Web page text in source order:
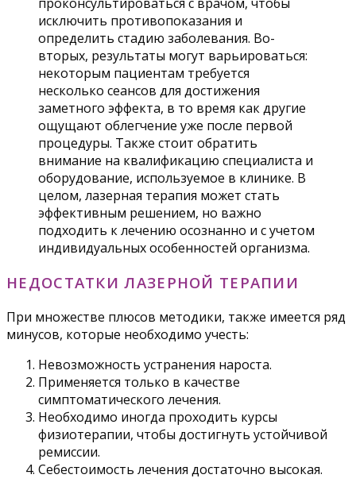
исключить противопоказания и
определить стадию заболевания. Во-
вторых, результаты могут варьироваться:
некоторым пациентам требуется
несколько сеансов для достижения
заметного эффекта, в то время как другие
ощущают облегчение уже после первой
процедуры. Также стоит обратить
внимание на квалификацию специалиста и
оборудование, используемое в клинике. В
целом, лазерная терапия может стать
эффективным решением, но важно
подходить к лечению осознанно и с учетом
индивидуальных особенностей организма.
НЕДОСТАТКИ ЛАЗЕРНОЙ ТЕРАПИИ
При множестве плюсов методики, также имеется ряд
минусов, которые необходимо учесть:
Невозможность устранения нароста.
Применяется только в качестве
симптоматического лечения.
Необходимо иногда проходить курсы
физиотерапии, чтобы достигнуть устойчивой
ремиссии.
Себестоимость лечения достаточно высокая.